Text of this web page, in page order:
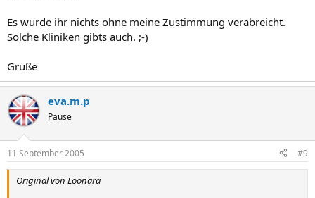
Es wurde ihr nichts ohne meine Zustimmung verabreicht.
Solche Kliniken gibts auch. ;-)
Grüße
eva.m.p
Pause
11 September 2005 #9
Original von Loonara